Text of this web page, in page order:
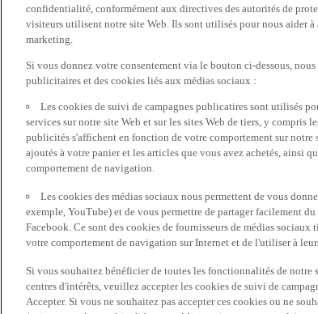
confidentialité, conformément aux directives des autorités de
visiteurs utilisent notre site Web. Ils sont utilisés pour nous aider
marketing.
Si vous donnez votre consentement via le bouton ci-dessous,
publicitaires et des cookies liés aux médias sociaux :
Les cookies de suivi de campagnes publicatires sont utilisés
services sur notre site Web et sur les sites Web de tiers, y compris
publicités s'affichent en fonction de votre comportement sur notre
ajoutés à votre panier et les articles que vous avez achetés, ainsi
comportement de navigation.
Les cookies des médias sociaux nous permettent de vous
exemple, YouTube) et de vous permettre de partager facilement
Facebook. Ce sont des cookies de fournisseurs de médias
votre comportement de navigation sur Internet et de l'utiliser à
Si vous souhaitez bénéficier de toutes les fonctionnalités de notre
centres d'intérêts, veuillez accepter les cookies de suivi de
Accepter. Si vous ne souhaitez pas accepter ces cookies ou ne